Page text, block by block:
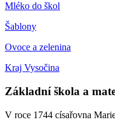
Mléko do škol
Šablony
Ovoce a zelenina
Kraj Vysočina
Základní škola a
V roce 1744 císařovna